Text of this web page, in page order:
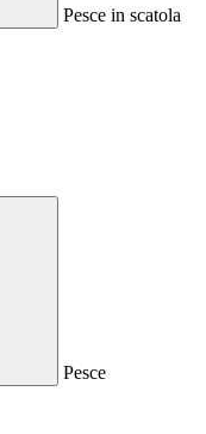
Pesce in scatola
Pesce